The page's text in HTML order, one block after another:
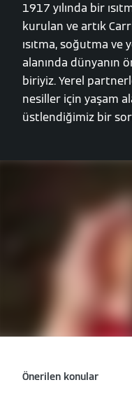
1917 yılında bir
kurulan ve artık
ısıtma, soğutma
alanında dünyanın
biriyiz. Yerel
nesiller için yaşam
üstlendiğimiz bir
Önerilen konular